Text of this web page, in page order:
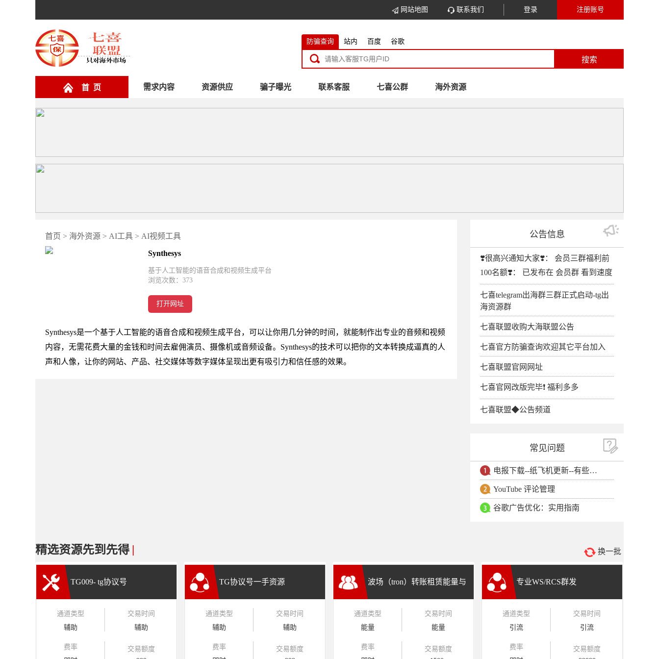
注册账号
登录
联系我们
网站地图
防骗查询 站内 百度 谷歌
搜索
首 页 需求内容 资源供应 骗子曝光 联系客服 七喜公群 海外资源
首页 > 海外资源 > AI工具 > AI视频工具
Synthesys
基于人工智能的语音合成和视频生成平台
浏览次数： 373
打开网址
Synthesys是一个基于人工智能的语音合成和视频生成平台，可以让你用几分钟的时间，就能制作出专业的音频和视频
内容，无需花费大量的金钱和时间去雇佣演员、摄像机或音频设备。Synthesys的技术可以把你的文本转换成逼真的人
声和人像，让你的网站、产品、社交媒体等数字媒体呈现出更有吸引力和信任感的效果。
公告信息
❣️很高兴通知大家❣️： 会员三群福利前
100名额❣️： 已发布在 会员群 看到速度
七喜telegram出海群三群正式启动-tg出
海资源群
七喜联盟收购大海联盟公告
七喜官方防骗查询欢迎其它平台加入
七喜联盟官网网址
七喜官网改版完毕❗️ 福利多多
七喜联盟◆公告频道
常见问题
电报下载--纸飞机更新--有些用户安卓手机无法更新电报软件
YouTube 评论管理
谷歌广告优化：实用指南
精选资源先到先得 | 换一批
TG009- tg协议号
通道类型
辅助
交易时间
辅助
费率
交易额度
TG协议号一手资源
通道类型
辅助
交易时间
辅助
费率
交易额度
波场（tron）转账租赁能量与
通道类型
能量
交易时间
能量
费率
交易额度
专业WS/RCS群发
通道类型
引流
交易时间
引流
费率
交易额度